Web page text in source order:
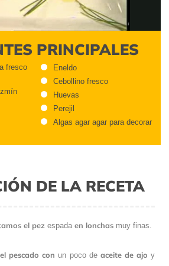
PRINCIPALES
fresco
Eneldo
Cebollino fresco
Huevas
Perejil
Algas agar agar para decorar
DE LA RECETA
el pez espada en lonchas muy finas.
pescado con un poco de aceite de ajo y